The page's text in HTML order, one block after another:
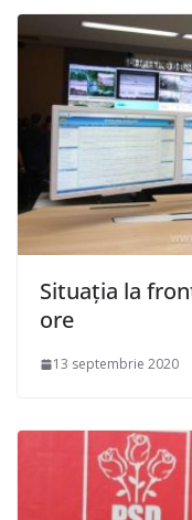
Situaţia la
ore
13 septembrie 2020